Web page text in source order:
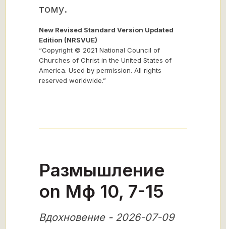
тому.
New Revised Standard Version Updated
Edition (NRSVUE)
“Copyright © 2021 National Council of
Churches of Christ in the United States of
America. Used by permission. All rights
reserved worldwide.”
Размышление
on Мф 10, 7-15
Вдохновение - 2026-07-09